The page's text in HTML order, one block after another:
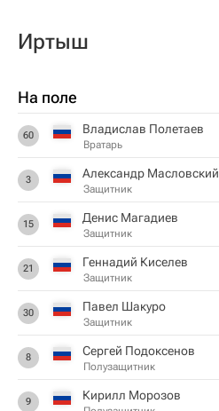
Иртыш
На поле
60 Владислав Полетаев
Вратарь
3 Александр Масловский
Защитник
15 Денис Магадиев
Защитник
21 Геннадий Киселев
Защитник
30 Павел Шакуро
Защитник
8 Сергей Подоксенов
Полузащитник
9 Кирилл Морозов